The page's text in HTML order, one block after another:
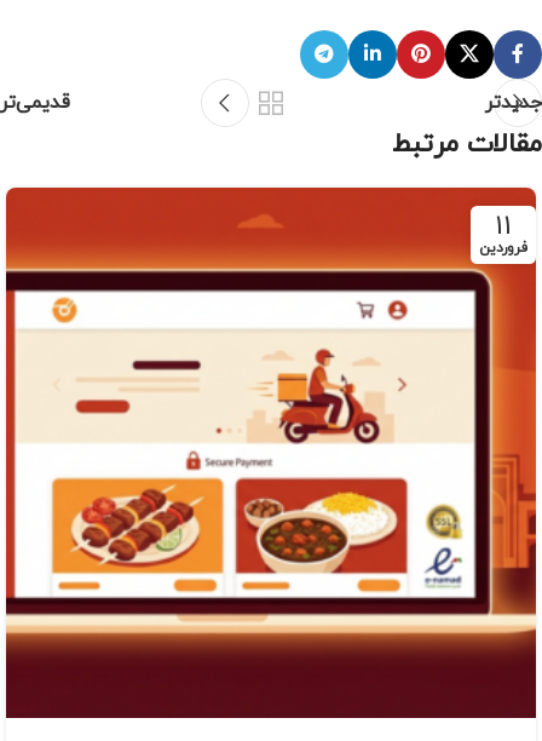
جدیدتر قدیمی‌تر
مقالات مرتبط
11
فروردین